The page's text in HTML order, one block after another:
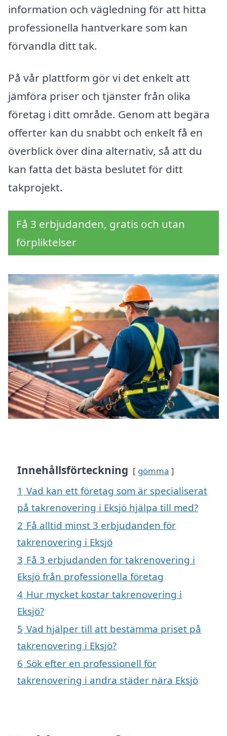
information och vägledning för att hitta
professionella hantverkare som kan
förvandla ditt tak.
På vår plattform gör vi det enkelt att
jämföra priser och tjänster från olika
företag i ditt område. Genom att begära
offerter kan du snabbt och enkelt få en
överblick över dina alternativ, så att du
kan fatta det bästa beslutet för ditt
takprojekt.
Få 3 erbjudanden, gratis och utan
förpliktelser
Innehållsförteckning gömma
1 Vad kan ett företag som är specialiserat
på takrenovering i Eksjö hjälpa till med?
2 Få alltid minst 3 erbjudanden för
takrenovering i Eksjö
3 Få 3 erbjudanden för takrenovering i
Eksjö från professionella företag
4 Hur mycket kostar takrenovering i
Eksjö?
5 Vad hjälper till att bestämma priset på
takrenovering i Eksjö?
6 Sök efter en professionell för
takrenovering i andra städer nära Eksjö